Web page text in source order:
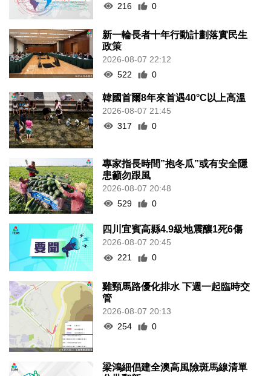
216
0
新一輪長者十年行動計劃落實民生
政策
2026-08-07 22:12
522
0
韓國首爾8年來首遇40°C以上高溫
2026-08-07 21:45
317
0
專家指長時間”抱冬瓜”或有安全隱
患籲勿跟風
2026-08-07 20:48
529
0
四川宜賓高縣4.9級地震釀1死6傷
2026-08-07 20:45
221
0
雞頸馬路優化排水 下週一起臨時交
管
2026-08-07 20:13
254
0
梁鴻細倡建全澳高風險斑馬線清單